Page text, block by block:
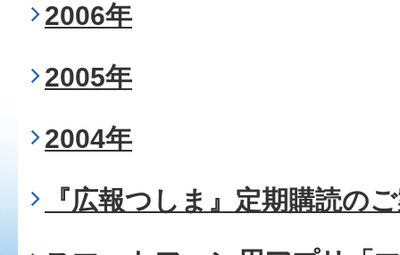
2006年
2005年
2004年
『広報つしま』定期購読の